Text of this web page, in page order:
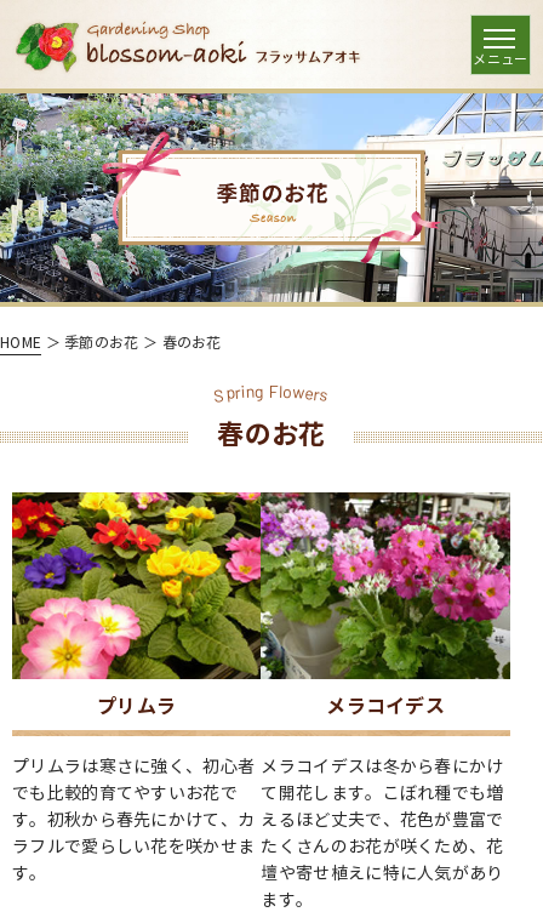
HOME ＞ 季節のお花 ＞ 春のお花
Spring Flowers
春のお花
プリムラ
プリムラは寒さに強く、初心者
でも比較的育てやすいお花で
す。初秋から春先にかけて、カ
ラフルで愛らしい花を咲かせま
す。
メラコイデス
メラコイデスは冬から春にかけ
て開花します。こぼれ種でも増
えるほど丈夫で、花色が豊富で
たくさんのお花が咲くため、花
壇や寄せ植えに特に人気があり
ます。